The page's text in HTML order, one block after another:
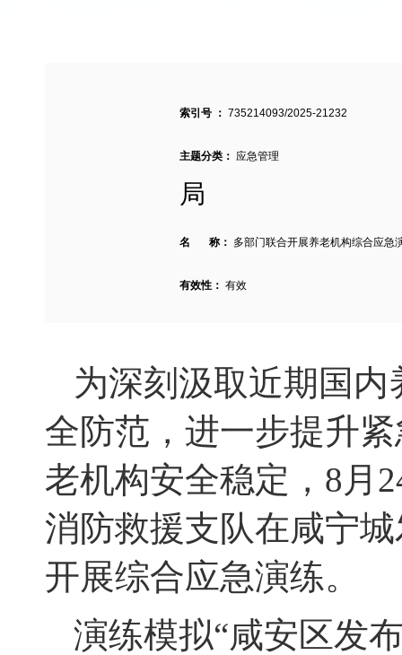
索引号 ： 735214093/2025-21232
主题分类： 应急管理
局
名 称： 多部门联合开展养老机构综合应急
有效性： 有效
为深刻汲取近期国
全防范，进一步提升
老机构安全稳定，8月
消防救援支队在咸宁
开展综合应急演练。
演练模拟“咸安区发